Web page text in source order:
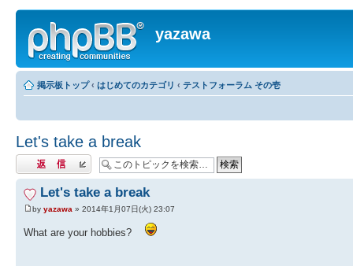
yazawa
掲示板トップ ‹ はじめてのカテゴリ ‹ テストフォーラム その壱
Let's take a break
返信する
Let's take a break
by yazawa » 2014年1月07日(火) 23:07
What are your hobbies?